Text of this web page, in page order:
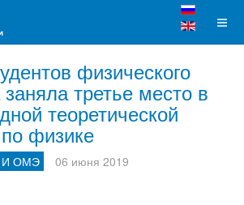
физического
третье место в
теоретической
физике
И ОМЭ 06 июня 2019